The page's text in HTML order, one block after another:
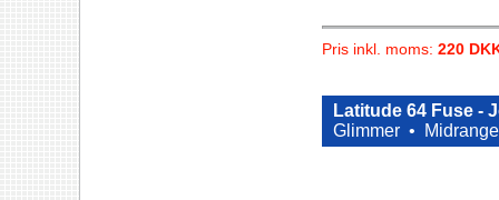
Pris inkl. moms: 220
Latitude 64 Fuse -
Glimmer •
Midrange